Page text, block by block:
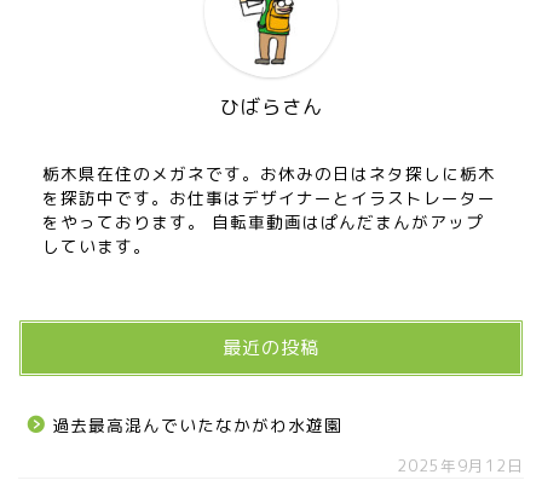
ひばらさん
栃木県在住のメガネです。お休みの日はネタ探しに栃木
を探訪中です。お仕事はデザイナーとイラストレーター
をやっております。 自転車動画はぱんだまんがアップ
しています。
最近の投稿
過去最高混んでいたなかがわ水遊園
2025年9月12日